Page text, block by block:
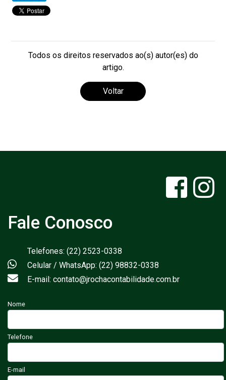
Todos os direitos reservados ao(s) autor(es) do
artigo.
Voltar
Fale Conosco
Telefones: (22) 2523-0338
Celular / WhatsApp: (22) 98832-0338
E-mail: contato@jrochacontabilidade.com.br
Nome
Telefone
E-mail